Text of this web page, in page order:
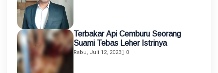
Terbakar Api Cemburu Seorang
Suami Tebas Leher Istrinya
Rabu, Juli 12, 2023 0